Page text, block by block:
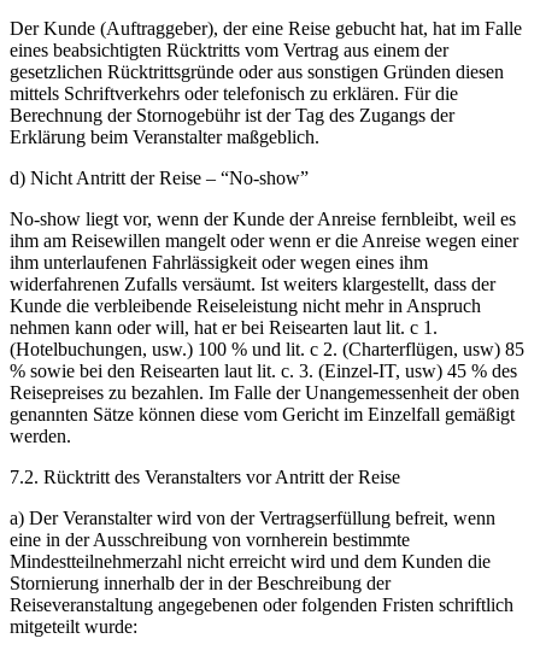
Der Kunde (Auftraggeber), der eine Reise gebucht hat, hat im Falle
eines beabsichtigten Rücktritts vom Vertrag aus einem der
gesetzlichen Rücktrittsgründe oder aus sonstigen Gründen diesen
mittels Schriftverkehrs oder telefonisch zu erklären. Für die
Berechnung der Stornogebühr ist der Tag des Zugangs der
Erklärung beim Veranstalter maßgeblich.
d) Nicht Antritt der Reise – “No-show”
No-show liegt vor, wenn der Kunde der Anreise fernbleibt, weil es
ihm am Reisewillen mangelt oder wenn er die Anreise wegen einer
ihm unterlaufenen Fahrlässigkeit oder wegen eines ihm
widerfahrenen Zufalls versäumt. Ist weiters klargestellt, dass der
Kunde die verbleibende Reiseleistung nicht mehr in Anspruch
nehmen kann oder will, hat er bei Reisearten laut lit. c 1.
(Hotelbuchungen, usw.) 100 % und lit. c 2. (Charterflügen, usw) 85
% sowie bei den Reisearten laut lit. c. 3. (Einzel-IT, usw) 45 % des
Reisepreises zu bezahlen. Im Falle der Unangemessenheit der oben
genannten Sätze können diese vom Gericht im Einzelfall gemäßigt
werden.
7.2. Rücktritt des Veranstalters vor Antritt der Reise
a) Der Veranstalter wird von der Vertragserfüllung befreit, wenn
eine in der Ausschreibung von vornherein bestimmte
Mindestteilnehmerzahl nicht erreicht wird und dem Kunden die
Stornierung innerhalb der in der Beschreibung der
Reiseveranstaltung angegebenen oder folgenden Fristen schriftlich
mitgeteilt wurde: